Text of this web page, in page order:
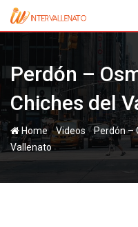
Skip
Perdón –
Chiches del
Home-Videos-Perdón –
Vallenato